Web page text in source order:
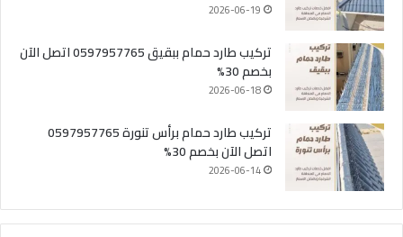
2026-06-19
تركيب طارد حمام ببقيق 0597957765 اتصل الآن
بخصم 30%
2026-06-18
تركيب طارد حمام برأس تنورة 0597957765
اتصل الآن بخصم 30%
2026-06-14